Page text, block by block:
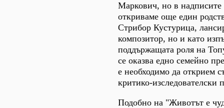
Маркович, но в надписите
откриваме още един
Стрибор Кустурица,
композитор, но и като
поддържащата роля на
се оказва едно семейно
е необходимо да открием
критико-изследователски
Подобно на "Животът е